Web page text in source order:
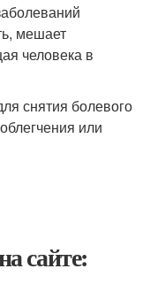
мешает
человека в
снятия болевого
или
сайте: